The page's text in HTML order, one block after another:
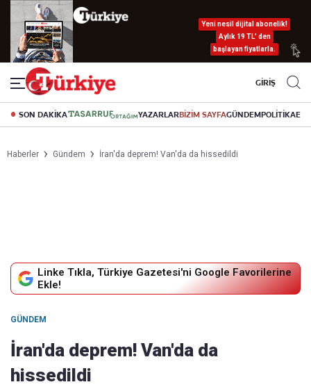
Yeni nesil dijital abonelik!
Aylık 19 TL’ den
başlayan fiyatlarla.
GİRİŞ
SON DAKİKA YAZARLARBİZİM SAYFAGÜNDEMPOLİTİKA
Haberler Gündem İran'da deprem! Van'da da hissedildi
Linke Tıkla, Türkiye Gazetesi'ni Google Favorilerine
Ekle!
GÜNDEM
İran'da deprem! Van'da da
hissedildi